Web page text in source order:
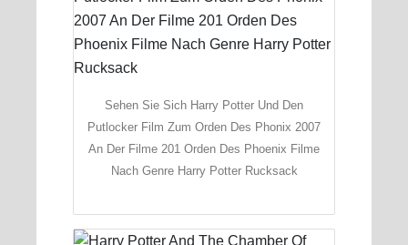
Sehen Sie Sich Harry Potter Und Den
Putlocker Film Zum Orden Des Phonix 2007
An Der Filme 201 Orden Des Phoenix Filme
Nach Genre Harry Potter Rucksack